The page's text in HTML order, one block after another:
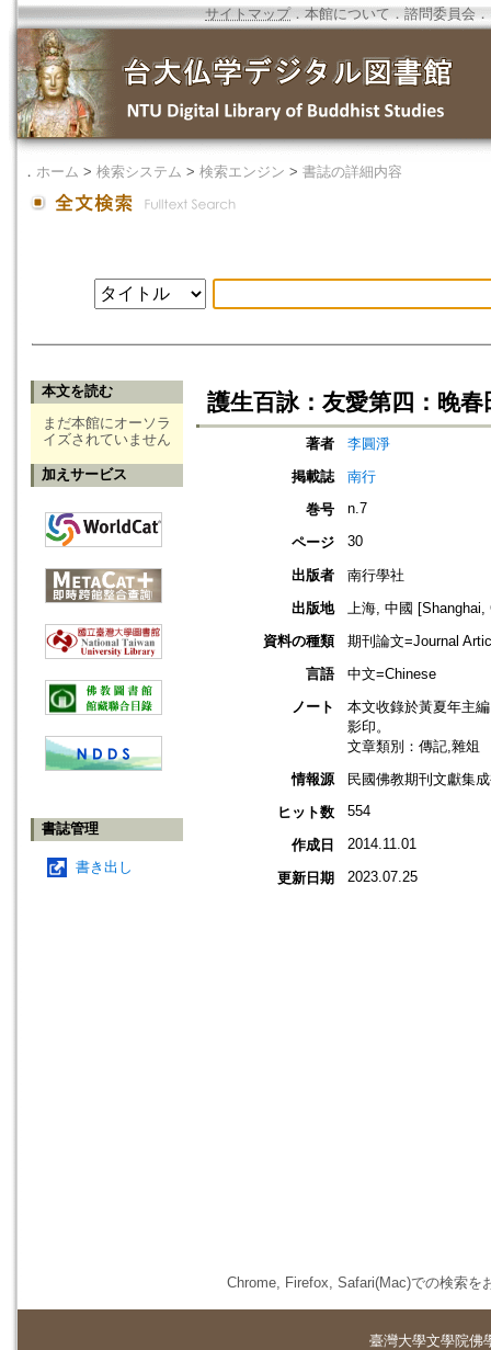
サイトマップ．本館について ． 諮問委員会 ．
． ホーム > 検索システム > 検索エンジン > 書誌の詳細内容
本文を読む
まだ本館にオーソラ
イズされていません
加えサービス
書誌管理
書き出し
護生百詠：友愛第四：晚春
著者
李圓淨
掲載誌
南行
巻号
n.7
ページ 30
出版者
南行學社
出版地
上海, 中國 [Shanghai,
資料の種類
期刊論文=Journal
言語
中文=Chinese
ノート
本文收錄於黃夏年主
影印。
文章類別：傳記,雜俎
情報源
民國佛教期刊文獻集
ヒット数
554
作成日 2014.11.01
更新日期 2023.07.25
Chrome, Firefox, Safari(Mac)での検索を
臺灣大學文學院佛